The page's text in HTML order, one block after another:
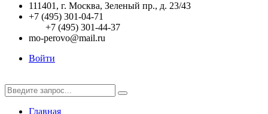
111401, г. Москва, Зеленый пр., д. 23/43
+7 (495) 301-04-71
+7 (495) 301-44-37
mo-perovo@mail.ru
Войти
Главная